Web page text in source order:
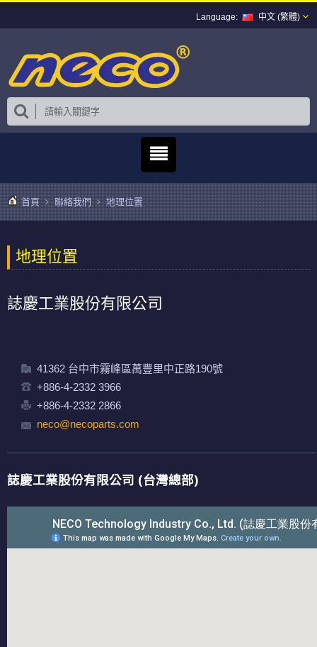
中文 (繁體)
首頁 聯絡我們 地理位置
地理位置
誌慶工業股份有限公司
41362 台中市霧峰區萬豐里中正路190號
+886-4-2332 3966
+886-4-2332 2866
neco@necoparts.com
誌慶工業股份有限公司 (台灣總部)